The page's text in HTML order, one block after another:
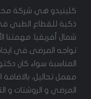
كلينيدو هي شركة
ذكية للقطاع الطبي
شمال أفريقيا.
تواجه المرضى في
المناسبة سواء كان
معمل تحاليل،
المرضي و الروشتات و